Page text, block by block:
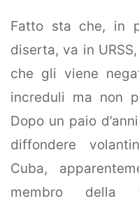
Fatto sta che, in
diserta, va in
che gli viene
increduli ma non
Dopo un paio
diffondere
Cuba,
membro